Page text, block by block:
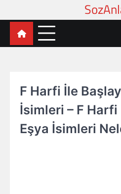
to
content
F Harfi İle
İsimleri – F
Eşya İsimleri